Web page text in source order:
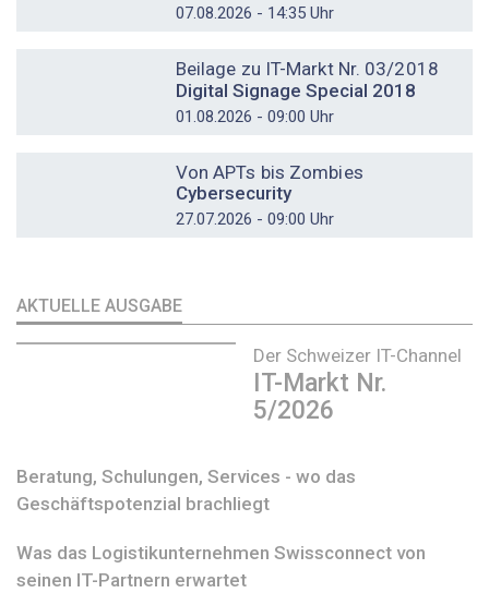
07.08.2026 - 14:35 Uhr
Beilage zu IT-Markt Nr. 03/2018
Digital Signage Special 2018
01.08.2026 - 09:00 Uhr
Von APTs bis Zombies
Cybersecurity
27.07.2026 - 09:00 Uhr
AKTUELLE AUSGABE
Der Schweizer IT-Channel
IT-Markt Nr.
5/2026
Beratung, Schulungen, Services - wo das
Geschäftspotenzial brachliegt
Was das Logistikunternehmen Swissconnect von
seinen IT-Partnern erwartet